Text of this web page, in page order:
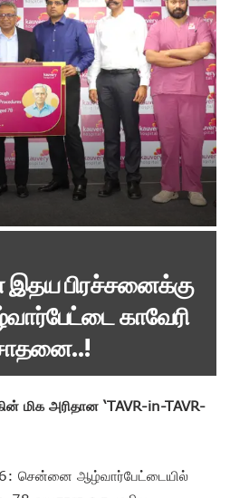
இதய பிரச்சனைக்கு
காவேரி
மிக அரிதான ‘TAVR-in-TAVR-
சென்னை ஆழ்வார்பேட்டையில்